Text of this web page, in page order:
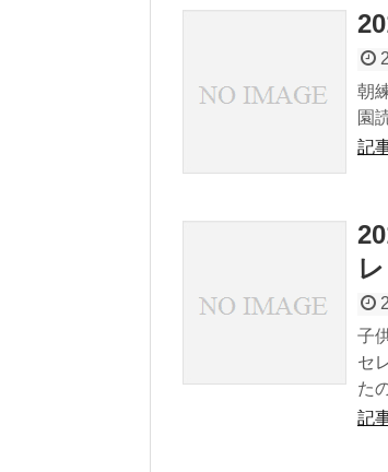
朝
園
記
レ
子
セ
た
記